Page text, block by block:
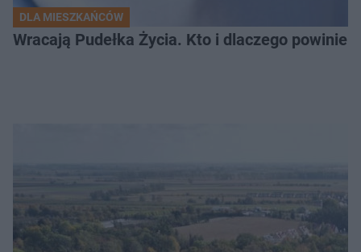
DLA MIESZKAŃCÓW
Wracają Pudełka Życia. Kto i dlaczego powinien